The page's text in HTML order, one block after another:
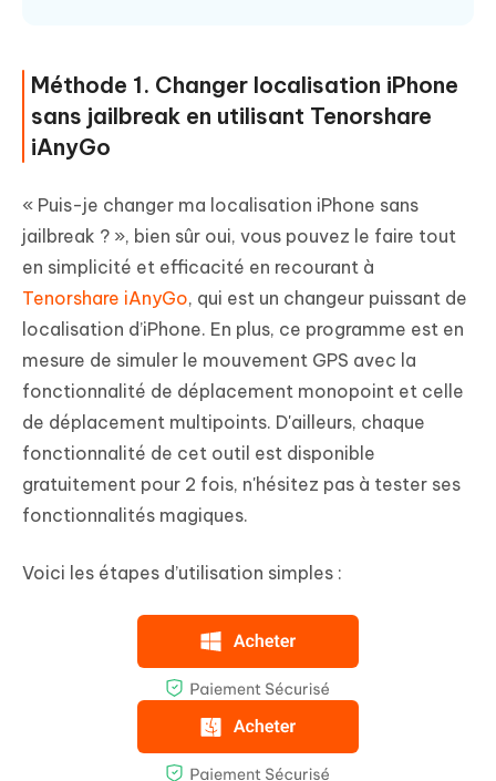
Méthode 1. Changer localisation iPhone
sans jailbreak en utilisant Tenorshare
iAnyGo
« Puis-je changer ma localisation iPhone sans
jailbreak ? », bien sûr oui, vous pouvez le faire tout
en simplicité et efficacité en recourant à
Tenorshare iAnyGo, qui est un changeur puissant de
localisation d’iPhone. En plus, ce programme est en
mesure de simuler le mouvement GPS avec la
fonctionnalité de déplacement monopoint et celle
de déplacement multipoints. D'ailleurs, chaque
fonctionnalité de cet outil est disponible
gratuitement pour 2 fois, n'hésitez pas à tester ses
fonctionnalités magiques.
Voici les étapes d’utilisation simples :